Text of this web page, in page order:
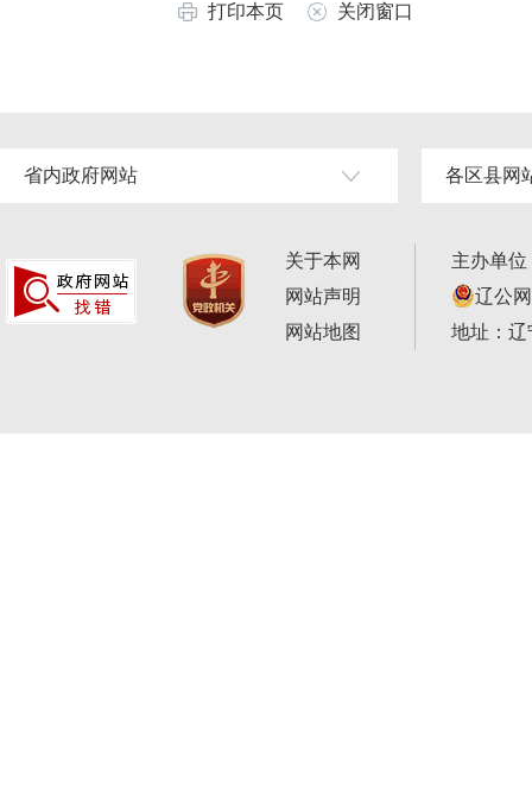
打印本页 关闭窗口
省内政府网站 各区县网
关于本网
网站声明
网站地图
主办单
辽公
地址：辽